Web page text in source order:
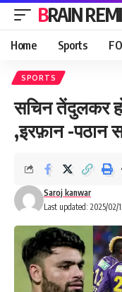
BRAIN
Home Sports
SPORTS
सचिन तेंदुलकर
,इरफ़ान -पठान
Last updated: 2025/02/
Saroj kanwar